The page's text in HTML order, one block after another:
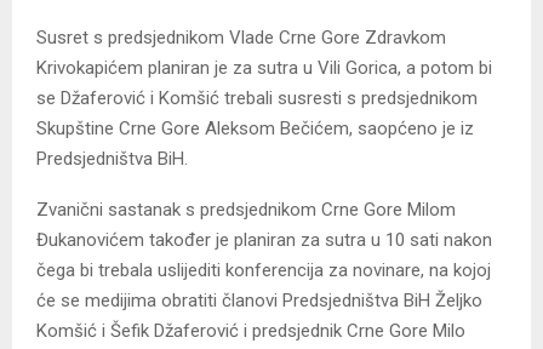
Susret s predsjednikom Vlade Crne Gore Zdravkom
Krivokapićem planiran je za sutra u Vili Gorica, a potom bi
se Džaferović i Komšić trebali susresti s predsjednikom
Skupštine Crne Gore Aleksom Bečićem, saopćeno je iz
Predsjedništva BiH.
Zvanični sastanak s predsjednikom Crne Gore Milom
Đukanovićem također je planiran za sutra u 10 sati nakon
čega bi trebala uslijediti konferencija za novinare, na kojoj
će se medijima obratiti članovi Predsjedništva BiH Željko
Komšić i Šefik Džaferović i predsjednik Crne Gore Milo